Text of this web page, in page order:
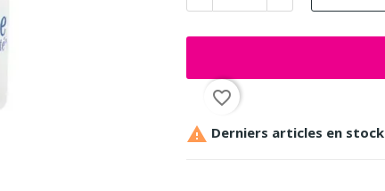
favorite_border
 Derniers articles en stock